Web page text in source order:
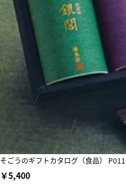
そごうのギフトカタログ（食品）
￥5,400